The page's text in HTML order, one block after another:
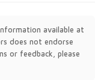
available at
does not endorse
or feedback, please